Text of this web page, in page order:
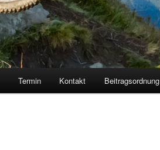
Termin Kontakt Beitragsordnung